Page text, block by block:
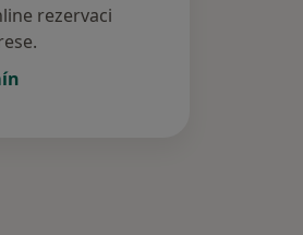
rezervaci